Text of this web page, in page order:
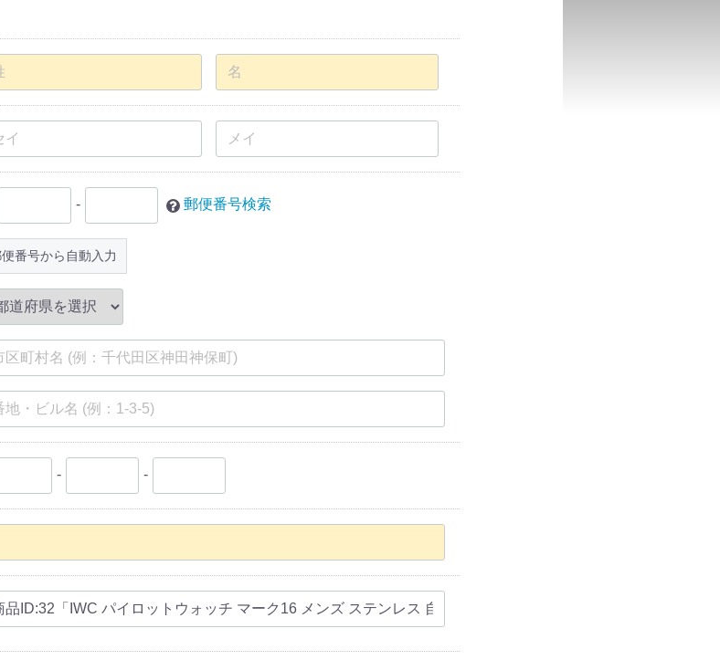
- 郵便番号検索
番号から自動入力
- -